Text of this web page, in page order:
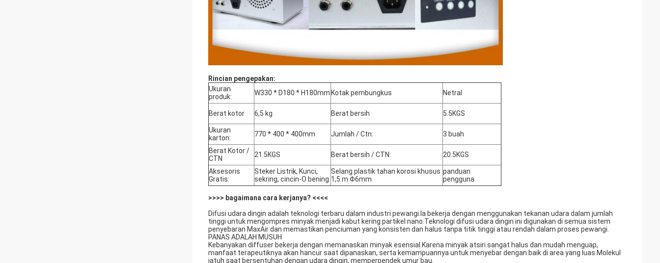
Rincian pengepakan:
Ukuran
produk:
W330 * D180 * H180mm Kotak pembungkus Netral
Berat kotor 6,5 kg Berat bersih 5.5KGS
Ukuran
karton:
770 * 400 * 400mm Jumlah / Ctn: 3 buah
Berat Kotor /
CTN
21.5KGS Berat bersih / CTN: 20.5KGS
Aksesoris
Gratis:
Steker Listrik, Kunci,
sekring, cincin-O bening
Selang plastik tahan korosi khusus
1,5 m Φ6mm
panduan
pengguna
>>>> bagaimana cara kerjanya? <<<<
Difusi udara dingin adalah teknologi terbaru dalam industri pewangi.Ia bekerja dengan menggunakan tekanan udara dalam jumlah
tinggi untuk mengompres minyak menjadi kabut kering partikel nano.Teknologi difusi udara dingin ini digunakan di semua sistem
penyebaran MaxAir dan memastikan penciuman yang konsisten dan halus tanpa titik tinggi atau rendah dalam proses pewangi.
PANAS ADALAH MUSUH
Kebanyakan diffuser bekerja dengan memanaskan minyak esensial.Karena minyak atsiri sangat halus dan mudah menguap,
manfaat terapeutiknya akan hancur saat dipanaskan, serta kemampuannya untuk menyebar dengan baik di area yang luas.Molekul
jatuh saat bersentuhan dengan udara dingin, memperpendek umur bau.